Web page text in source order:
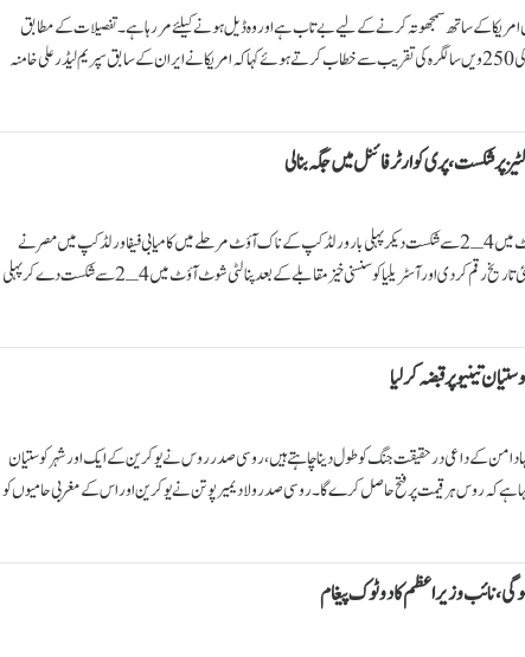
کے ساتھ سمجھوتہ کرنے کے لیے بے تاب ہے اور وہ ڈیل ہونے کیلئے مر رہا ہے۔ تفصیلات کے مطابق
ٹرمپ نے جنوبی ڈکوٹا ریاست میں امریکا کی 250 ویں سالگرہ کی تقریب سے خطاب کرتے ہوئے کہا کہ امریکا نے ایران کے سابق سپریم لیڈر علی خامنہ
پر شکست، پری کوارٹر فائنل میں جگہ بنا لی
سنسنی خیز مقابلے کے بعد پنالٹی شوٹ آؤٹ میں4ـ2 سے شکست دیکر پہلی بار ورلڈ کپ کے ناک آؤٹ مرحلے میں کامیابی فیفا ورلڈ کپ میں مصر نے
شاندار کارکردگی کا مظاہرہ کرتے ہوئے نئی تاریخ رقم کر دی اور آسٹریلیا کو سنسنی خیز مقابلے کے بعد پنالٹی شوٹ آؤٹ میں4ـ2 سے شکست دے کر پہلی
تینیو پر قبضہ کر لیا
امن کے داعی درحقیقت جنگ کو طول دینا چاہتے ہیں، روسی صدر روس نے یوکرین کے ایک اور شہر کوستیان
ہے کہ روس ہر قیمت پر فتح حاصل کرے گا۔ روسی صدر ولادیمیر پوتن نے یوکرین اور اس کے مغربی حامیوں کو
وزیراعظم کا دوٹوک پیغام